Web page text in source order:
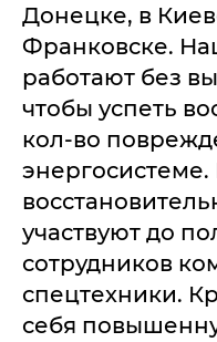
Донецке, в
Франковске.
работают без
чтобы успеть
кол-во
участвуют до
сотрудников
спецтехники.
себя